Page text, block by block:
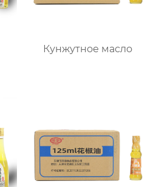
Кунжутное масло